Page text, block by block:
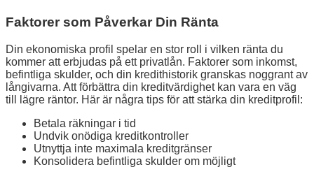
Faktorer som Påverkar Din Ränta
Din ekonomiska profil spelar en stor roll i vilken ränta du
kommer att erbjudas på ett privatlån. Faktorer som inkomst,
befintliga skulder, och din kredithistorik granskas noggrant av
långivarna. Att förbättra din kreditvärdighet kan vara en väg
till lägre räntor. Här är några tips för att stärka din kreditprofil:
Betala räkningar i tid
Undvik onödiga kreditkontroller
Utnyttja inte maximala kreditgränser
Konsolidera befintliga skulder om möjligt